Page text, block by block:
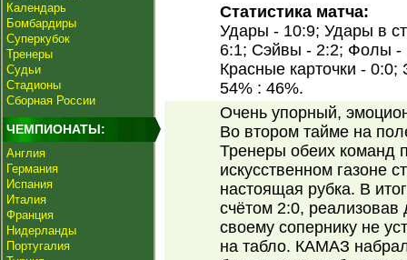
Календарь
Бомбардиры
Суперкубок
Тренеры
Судьи
Стадионы
Сборная России
ЧЕМПИОНАТЫ:
Англия
Германия
Испания
Италия
Франция
Нидерланды
Португалия
Статистика матча:
Удары - 10:9; Удары в
6:1; Сэйвы - 2:2; Фолы -
Красные карточки -
54% : 46%.
Очень упорный,
Во втором тайме на
Тренеры обеих команд
искусственном газоне
настоящая рубка. В
счётом 2:0,
своему сопернику не
на табло. КАМАЗ